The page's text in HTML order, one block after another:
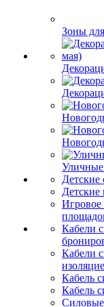
Зоны
Уличные
Детские
Игровое
Кабели
Кабели
Кабель
Кабель
Силовые